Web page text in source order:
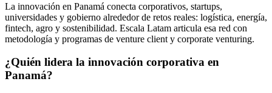
La innovación en Panamá conecta corporativos, startups,
universidades y gobierno alrededor de retos reales: logística, energía,
fintech, agro y sostenibilidad. Escala Latam articula esa red con
metodología y programas de venture client y corporate venturing.
¿Quién lidera la innovación corporativa en
Panamá?